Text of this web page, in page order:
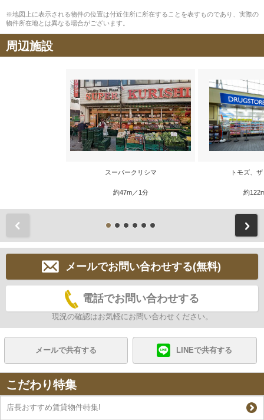
※地図上に表示される物件の位置は付近住所に所在することを表すものであり、実際の
物件所在地とは異なる場合がございます。
周辺施設
スーパークリシマ
約47m／1分
トモズ、
約
メールでお問い合わせする(無料)
電話でお問い合わせする
現況の確認はお気軽にお問い合わせください。
メールで共有する LINEで共有する
こだわり特集
店長おすすめ賃貸物件特集!